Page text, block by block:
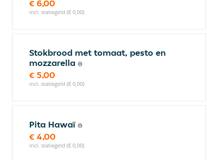
€ 6,00
incl. statiegeld (€ 0,00)
Stokbrood met tomaat, pesto en
mozzarella
€ 5,00
incl. statiegeld (€ 0,00)
Pita Hawaï
€ 4,00
incl. statiegeld (€ 0,00)